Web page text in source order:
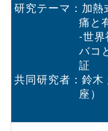
研究テーマ：加
痛と
-世
バコ
証
共同研究者： 鈴木
座）